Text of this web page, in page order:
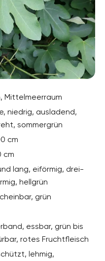
Mittelmeerraum
niedrig, ausladend,
sommergrün
cm
cm
lang, eiförmig, drei-
hellgrün
grün
essbar, grün bis
rotes Fruchtfleisch
lehmig,